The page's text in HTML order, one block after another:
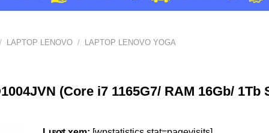
/ LAPTOP LENOVO / LAPTOP LENOVO YOGA
(Core i7 1165G7/ RAM 16Gb/ 1Tb